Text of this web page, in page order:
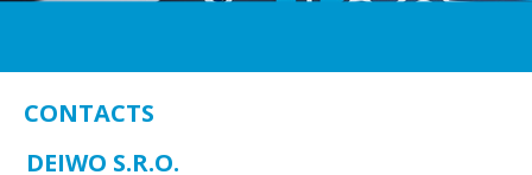
CONTACTS
DEIWO S.R.O.